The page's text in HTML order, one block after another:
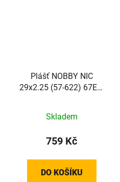
Plášť NOBBY NIC
29x2.25 (57-622) 67EPI
Skladem
759 Kč
DO KOŠÍKU